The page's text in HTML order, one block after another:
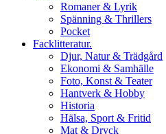
Romaner & Lyrik
Spänning & Thrillers
Pocket
Facklitteratur.
Djur, Natur & Trädgård
Ekonomi & Samhälle
Foto, Konst & Teater
Hantverk & Hobby
Historia
Hälsa, Sport & Fritid
Mat & Dryck